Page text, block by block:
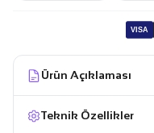
VISA
Ürün Açıklaması
Teknik Özellikler